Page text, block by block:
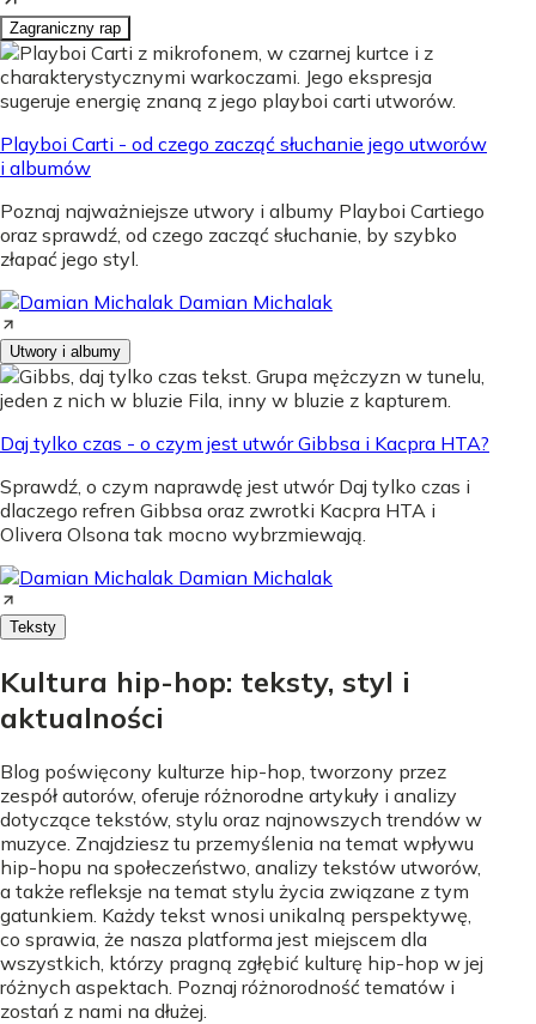
Zagraniczny rap
Playboi Carti - od czego zacząć słuchanie jego utworów
i albumów
Poznaj najważniejsze utwory i albumy Playboi Cartiego
oraz sprawdź, od czego zacząć słuchanie, by szybko
złapać jego styl.
Damian Michalak
Utwory i albumy
Daj tylko czas - o czym jest utwór Gibbsa i Kacpra HTA?
Sprawdź, o czym naprawdę jest utwór Daj tylko czas i
dlaczego refren Gibbsa oraz zwrotki Kacpra HTA i
Olivera Olsona tak mocno wybrzmiewają.
Damian Michalak
Teksty
Kultura hip-hop: teksty, styl i
aktualności
Blog poświęcony kulturze hip-hop, tworzony przez
zespół autorów, oferuje różnorodne artykuły i analizy
dotyczące tekstów, stylu oraz najnowszych trendów w
muzyce. Znajdziesz tu przemyślenia na temat wpływu
hip-hopu na społeczeństwo, analizy tekstów utworów,
a także refleksje na temat stylu życia związane z tym
gatunkiem. Każdy tekst wnosi unikalną perspektywę,
co sprawia, że nasza platforma jest miejscem dla
wszystkich, którzy pragną zgłębić kulturę hip-hop w jej
różnych aspektach. Poznaj różnorodność tematów i
zostań z nami na dłużej.